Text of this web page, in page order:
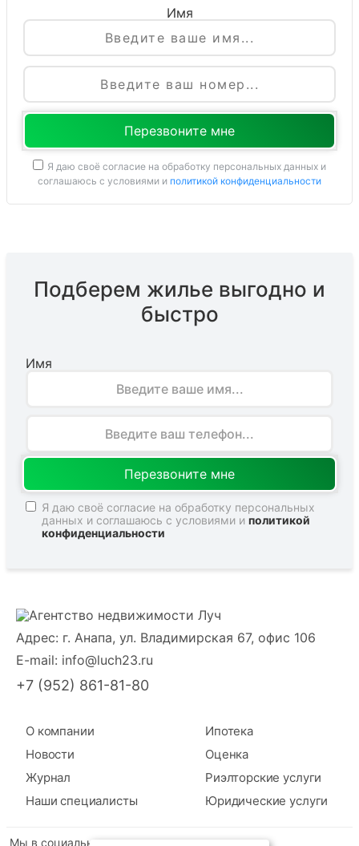
Имя
Я даю своё согласие на обработку персональных данных и
соглашаюсь с условиями и политикой конфиденциальности
Подберем жилье выгодно и
быстро
Имя
Я даю своё согласие на обработку персональных
данных и соглашаюсь с условиями и политикой
конфиденциальности
Адрес: г. Анапа, ул. Владимирская 67, офис 106
E-mail: info@luch23.ru
+7 (952) 861-81-80
О компании
Новости
Журнал
Наши специалисты
Ипотека
Оценка
Риэлторские услуги
Юридические услуги
Мы в социальных сетях